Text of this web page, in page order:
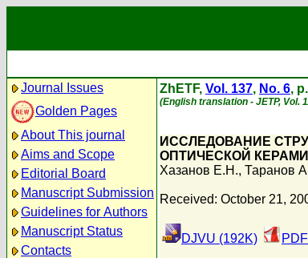
Journal Issues
Golden Pages
About This journal
Aims and Scope
Editorial Board
Manuscript Submission
Guidelines for Authors
Manuscript Status
Contacts
ZhETF, Vol. 137, No. 6,
(English translation - JETP, Vol.
ИССЛЕДОВАНИЕ
ОПТИЧЕСКОЙ
Хазанов Е.Н., Таранов
Received: October 21,
DJVU (192K)